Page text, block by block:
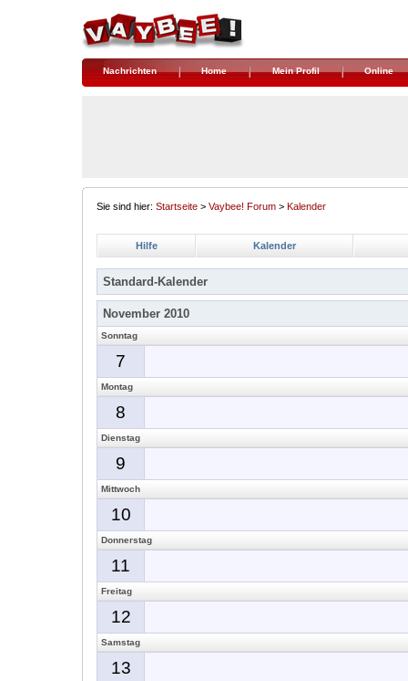
Nachrichten Home Mein Profil Online
Sie sind hier: Startseite > Vaybee! Forum > Kalender
Hilfe Kalender
Standard-Kalender
November 2010
Sonntag
7
Montag
8
Dienstag
9
Mittwoch
10
Donnerstag
11
Freitag
12
Samstag
13